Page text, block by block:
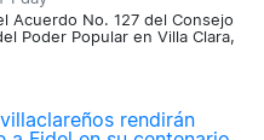
Acuerdo No. 127 del Consejo
Poder Popular en Villa Clara,
rendirán